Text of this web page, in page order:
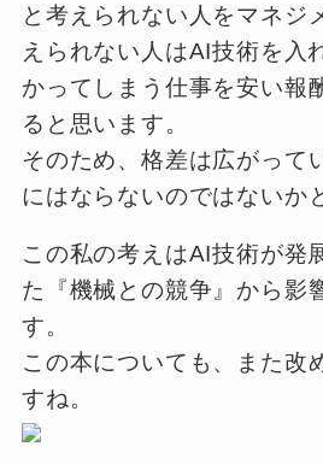
と考えられない人をマネジ
えられない人はAI技術を入
かってしまう仕事を安い報
ると思います。
そのため、格差は広がって
にはならないのではないか
この私の考えはAI技術が発
た『機械との競争』から影
す。
この本についても、また改
すね。